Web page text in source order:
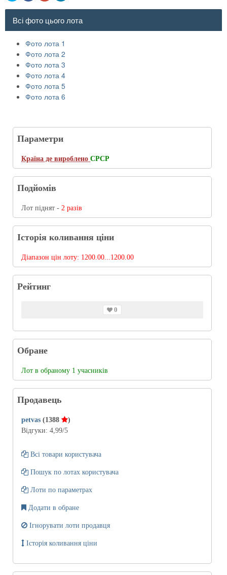
Всі фото цього лота
Фото лота 1
Фото лота 2
Фото лота 3
Фото лота 4
Фото лота 5
Фото лота 6
Параметри
Країна де вироблено CРСР
Подйомів
Лот піднят - 2 разів
Історія коливання ціни
Діапазон цін лоту: 1200.00...1200.00
Рейтинг
0
Обране
Лот в обраному 1 учасників
Продавець
petvas (1388
)
Відгуки: 4,99/5
Всі товари користувача
Пошук по лотах користувача
Лоти по параметрах
Додати в обране
Ігнорувати лоти продавця
Історія коливання ціни